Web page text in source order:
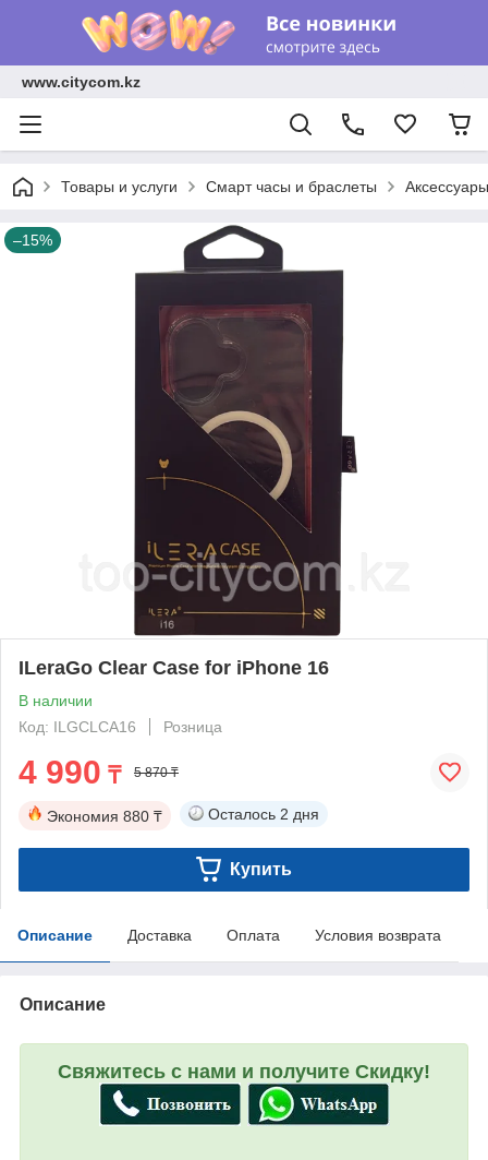
www.citycom.kz
Товары и услуги Смарт часы и браслеты Аксессуары
–15%
ILeraGo Clear Case for iPhone 16
В наличии
Код: ILGCLCA16
Розница
4 990 ₸ 5 870 ₸
Экономия 880 ₸ Осталось 2 дня
Купить
Описание Доставка Оплата Условия возврата
Описание
Свяжитесь с нами и получите Скидку!